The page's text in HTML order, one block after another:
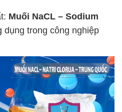
Muối NaCL – Sodium
dụng trong công nghiệp